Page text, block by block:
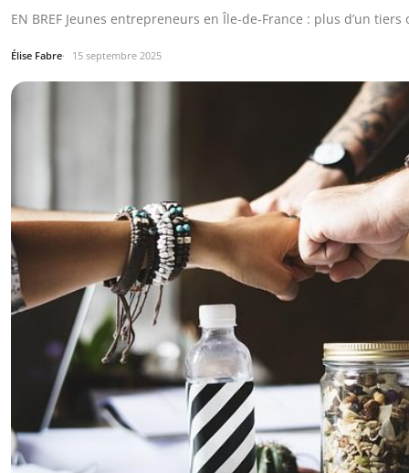
EN BREF Jeunes entrepreneurs en Île-de-France : plus d’un
Élise Fabre 15 septembre 2025